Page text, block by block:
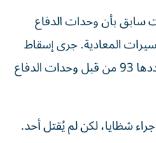
بأن وحدات الدفاع
المعادية. جرى إسقاط
جميع ‌الطائرات المسيرة البالغ عددها 93 من قبل وحدات الدفاع
شظايا، ⁠لكن لم يُقتل أحد.